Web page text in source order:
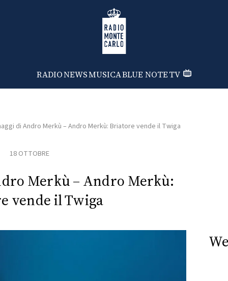
Radio Monte Carlo
RADIONEWSMUSICABLUE NOTETV
di Andro Merkù – Andro Merkù: Briatore vende il Twiga
18 OTTOBRE
Merkù – Andro Merkù:
vende il Twiga